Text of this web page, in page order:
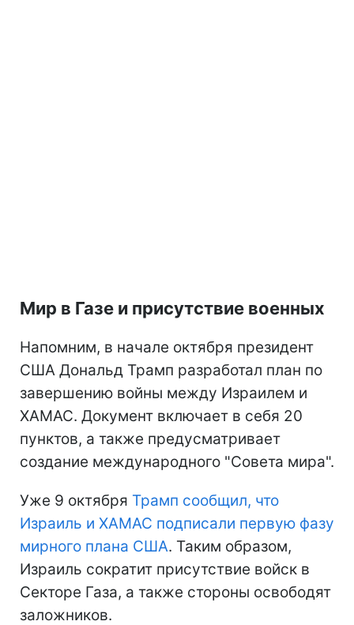
Мир в Газе и присутствие военных
Напомним, в начале октября президент
США Дональд Трамп разработал план по
завершению войны между Израилем и
ХАМАС. Документ включает в себя 20
пунктов, а также предусматривает
создание международного "Совета мира".
Уже 9 октября Трамп сообщил, что
Израиль и ХАМАС подписали первую фазу
мирного плана США. Таким образом,
Израиль сократит присутствие войск в
Секторе Газа, а также стороны освободят
заложников.